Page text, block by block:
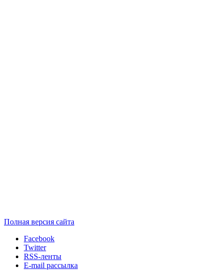
Полная версия сайта
Facebook
Twitter
RSS-ленты
E-mail рассылка